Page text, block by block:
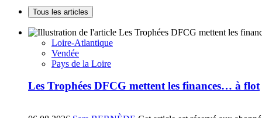
Tous les articles
Loire-Atlantique
Vendée
Pays de la Loire
Les Trophées DFCG mettent les finances… à flot